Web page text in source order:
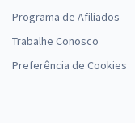
Programa de Afiliados
Trabalhe Conosco
Preferência de Cookies